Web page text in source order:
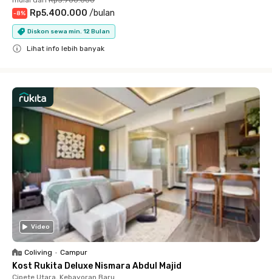
-8% Rp5.400.000 /bulan
Diskon sewa min. 12 Bulan
Lihat info lebih banyak
Video
Coliving • Campur
Kost Rukita Deluxe Nismara Abdul Majid
Cipete Utara, Kebayoran Baru